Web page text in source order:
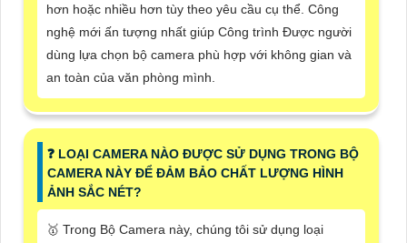
hơn hoặc nhiều hơn tùy theo yêu cầu cụ thể. Công
nghệ mới ấn tượng nhất giúp Công trình Được người
dùng lựa chọn bộ camera phù hợp với không gian và
an toàn của văn phòng mình.
❓ LOẠI CAMERA NÀO ĐƯỢC SỬ DỤNG TRONG BỘ
CAMERA NÀY ĐỂ ĐẢM BẢO CHẤT LƯỢNG HÌNH
ẢNH SẮC NÉT?
🥇 Trong Bộ Camera này, chúng tôi sử dụng loại